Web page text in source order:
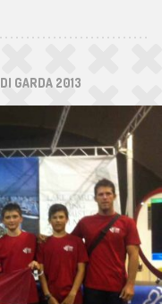
GARDA 2013